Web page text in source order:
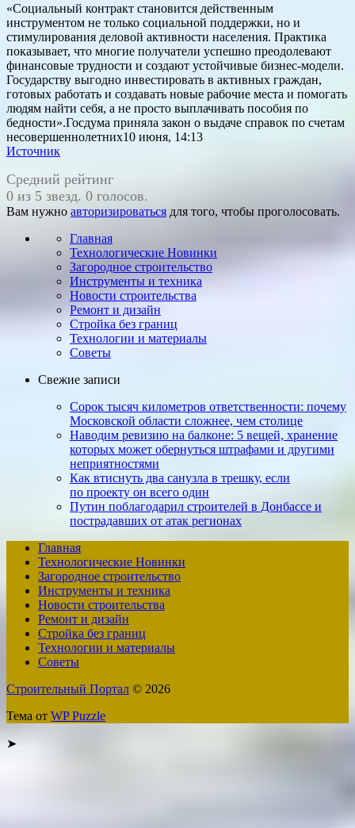
«Социальный контракт становится действенным
инструментом не только социальной поддержки, но и
стимулирования деловой активности населения. Практика
показывает, что многие получатели успешно преодолевают
финансовые трудности и создают устойчивые бизнес-модели.
Государству выгодно инвестировать в активных граждан,
готовых работать и создавать новые рабочие места и помогать
людям найти себя, а не просто выплачивать пособия по
бедности».Госдума приняла закон о выдаче справок по счетам
несовершеннолетних10 июня, 14:13
Источник
Средний рейтинг
0 из 5 звезд. 0 голосов.
Вам нужно авторизироваться для того, чтобы проголосовать.
Главная
Технологические Новинки
Загородное строительство
Инструменты и техника
Новости строительства
Ремонт и дизайн
Стройка без границ
Технологии и материалы
Советы
Свежие записи
Сорок тысяч километров ответственности: почему
Московской области сложнее, чем столице
Наводим ревизию на балконе: 5 вещей, хранение
которых может обернуться штрафами и другими
неприятностями
Как втиснуть два санузла в трешку, если
по проекту он всего один
Путин поблагодарил строителей в Донбассе и
пострадавших от атак регионах
Главная
Технологические Новинки
Загородное строительство
Инструменты и техника
Новости строительства
Ремонт и дизайн
Стройка без границ
Технологии и материалы
Советы
Строительный Портал © 2026
Тема от WP Puzzle
➤